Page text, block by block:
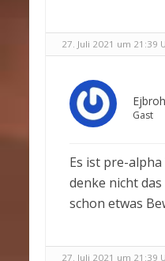
27. Juli 2021 um 21:39
Gast
Es ist pre-
denke nicht
schon etwas
27. Juli 2021 um 21:39